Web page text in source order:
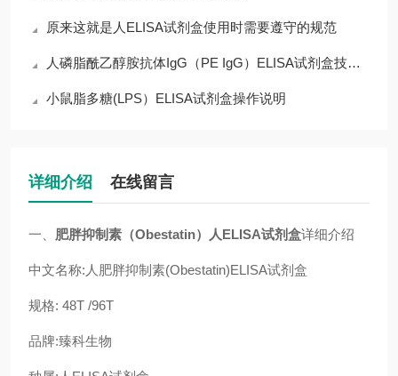
原来这就是人ELISA试剂盒使用时需要遵守的规范
人磷脂酰乙醇胺抗体IgG（PE IgG）ELISA试剂盒技术指导
小鼠脂多糖(LPS）ELISA试剂盒操作说明
详细介绍 在线留言
一、 肥胖抑制素（Obestatin）人ELISA试剂盒详细介绍
中文名称:人肥胖抑制素(Obestatin)ELISA试剂盒
规格: 48T /96T
品牌:臻科生物